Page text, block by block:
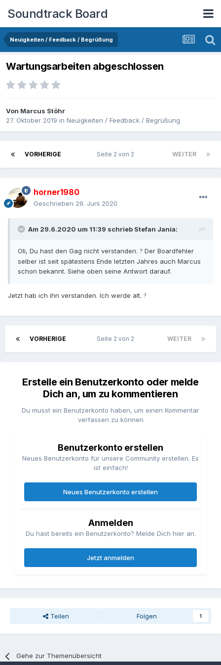
Soundtrack Board
Neuigkeiten / Feedback / Begrüßung
Wartungsarbeiten abgeschlossen
Von Marcus Stöhr
27. Oktober 2019 in Neuigkeiten / Feedback / Begrüßung
VORHERIGE WEITER
Seite 2 von 2
horner1980
Geschrieben 29. Juni 2020
Am 29.6.2020 um 11:39 schrieb Stefan Jania:
Oli, Du hast den Gag nicht verstanden. ? Der Boardfehler
selber ist seit spätestens Ende letzten Jahres auch Marcus
schon bekannt. Siehe oben seine Antwort darauf.
Jetzt hab ich ihn verstanden. Ich werde alt. ?
VORHERIGE WEITER
Seite 2 von 2
Erstelle ein Benutzerkonto oder melde
Dich an, um zu kommentieren
Du musst ein Benutzerkonto haben, um einen Kommentar
verfassen zu können
Benutzerkonto erstellen
Neues Benutzerkonto für unsere Community erstellen. Es
ist einfach!
Neues Benutzerkonto erstellen
Anmelden
Du hast bereits ein Benutzerkonto? Melde Dich hier an.
Jetzt anmelden
Teilen Folgen 1
Gehe zur Themenübersicht